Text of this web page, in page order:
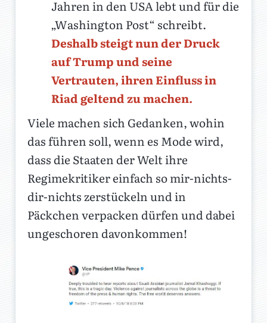
Jahren in den USA lebt und für die
„Washington Post“ schreibt.
Deshalb steigt nun der Druck
auf Trump und seine
Vertrauten, ihren Einfluss in
Riad geltend zu machen.
Viele machen sich Gedanken, wohin
das führen soll, wenn es Mode wird,
dass die Staaten der Welt ihre
Regimekritiker einfach so mir-nichts-
dir-nichts zerstückeln und in
Päckchen verpacken dürfen und dabei
ungeschoren davonkommen!